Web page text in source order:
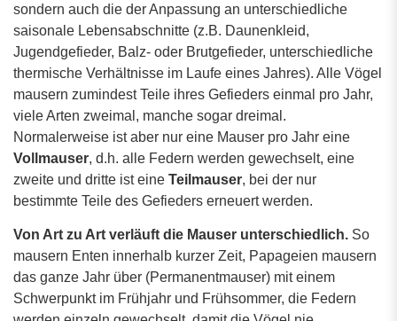
sondern auch die der Anpassung an unterschiedliche
saisonale Lebensabschnitte (z.B. Daunenkleid,
Jugendgefieder, Balz- oder Brutgefieder, unterschiedliche
thermische Verhältnisse im Laufe eines Jahres). Alle Vögel
mausern zumindest Teile ihres Gefieders einmal pro Jahr,
viele Arten zweimal, manche sogar dreimal.
Normalerweise ist aber nur eine Mauser pro Jahr eine
Vollmauser, d.h. alle Federn werden gewechselt, eine
zweite und dritte ist eine Teilmauser, bei der nur
bestimmte Teile des Gefieders erneuert werden.
Von Art zu Art verläuft die Mauser unterschiedlich. So
mausern Enten innerhalb kurzer Zeit, Papageien mausern
das ganze Jahr über (Permanentmauser) mit einem
Schwerpunkt im Frühjahr und Frühsommer, die Federn